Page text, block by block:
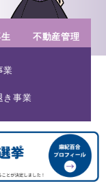
不動産管理
業
き事業